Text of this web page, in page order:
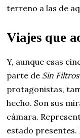
terreno a las de
Viajes que
Y, aunque esas
parte de Sin Filtros
protagonistas,
hecho. Son sus
cámara.
estado presentes.